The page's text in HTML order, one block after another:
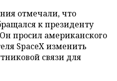
отмечали, что
к президенту
просил американского
SpaceX изменить
связи для